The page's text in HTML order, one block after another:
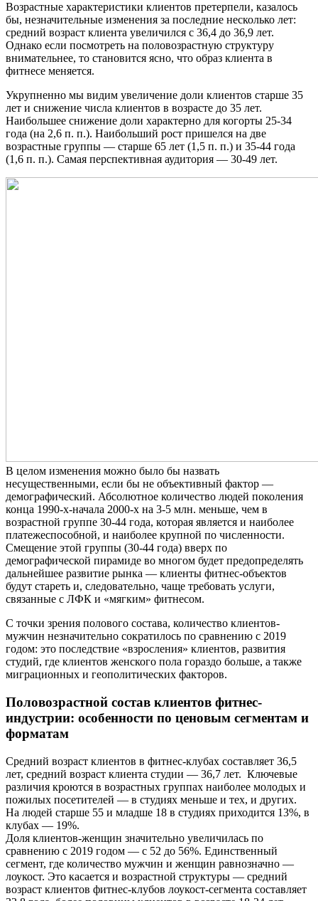
Возрастные характеристики клиентов претерпели, казалось
бы, незначительные изменения за последние несколько лет:
средний возраст клиента увеличился с 36,4 до 36,9 лет.
Однако если посмотреть на половозрастную структуру
внимательнее, то становится ясно, что образ клиента в
фитнесе меняется.
Укрупненно мы видим увеличение доли клиентов старше 35
лет и снижение числа клиентов в возрасте до 35 лет.
Наибольшее снижение доли характерно для когорты 25-34
года (на 2,6 п. п.). Наибольший рост пришелся на две
возрастные группы — старше 65 лет (1,5 п. п.) и 35-44 года
(1,6 п. п.). Самая перспективная аудитория — 30-49 лет.
В целом изменения можно было бы назвать
несущественными, если бы не объективный фактор —
демографический. Абсолютное количество людей поколения
конца 1990-х-начала 2000-х на 3-5 млн. меньше, чем в
возрастной группе 30-44 года, которая является и наиболее
платежеспособной, и наиболее крупной по численности.
Смещение этой группы (30-44 года) вверх по
демографической пирамиде во многом будет предопределять
дальнейшее развитие рынка — клиенты фитнес-объектов
будут стареть и, следовательно, чаще требовать услуги,
связанные с ЛФК и «мягким» фитнесом.
С точки зрения полового состава, количество клиентов-
мужчин незначительно сократилось по сравнению с 2019
годом: это последствие «взросления» клиентов, развития
студий, где клиентов женского пола гораздо больше, а также
миграционных и геополитических факторов.
Половозрастной состав клиентов фитнес-
индустрии: особенности по ценовым сегментам и
форматам
Средний возраст клиентов в фитнес-клубах составляет 36,5
лет, средний возраст клиента студии — 36,7 лет. Ключевые
различия кроются в возрастных группах наиболее молодых и
пожилых посетителей — в студиях меньше и тех, и других.
На людей старше 55 и младше 18 в студиях приходится 13%, в
клубах — 19%.
Доля клиентов-женщин значительно увеличилась по
сравнению с 2019 годом — с 52 до 56%. Единственный
сегмент, где количество мужчин и женщин равнозначно —
лоукост. Это касается и возрастной структуры — средний
возраст клиентов фитнес-клубов лоукост-сегмента составляет